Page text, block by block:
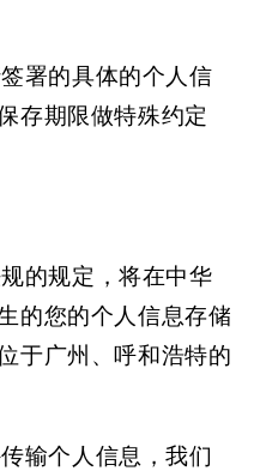
署的具体的个人信
存期限做特殊约定
的规定，将在中华
的您的个人信息存储
于广州、呼和浩特的
输个人信息，我们